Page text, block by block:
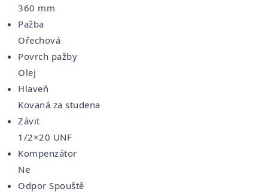
360 mm
Pažba
Ořechová
Povrch pažby
Olej
Hlaveň
Kovaná za studena
Závit
1/2×20 UNF
Kompenzátor
Ne
Odpor Spouště